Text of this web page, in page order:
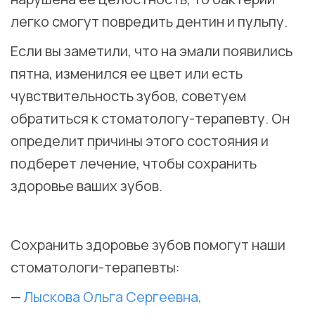
легко смогут повредить дентин и пульпу.
Если вы заметили, что на эмали появились
пятна, изменился ее цвет или есть
чувствительность зубов, советуем
обратиться к стоматологу-терапевту. Он
определит причины этого состояния и
подберет лечение, чтобы сохранить
здоровье ваших зубов.
Сохранить здоровье зубов помогут наши
стоматологи-терапевты:
—Лыскова Ольга Сергеевна,